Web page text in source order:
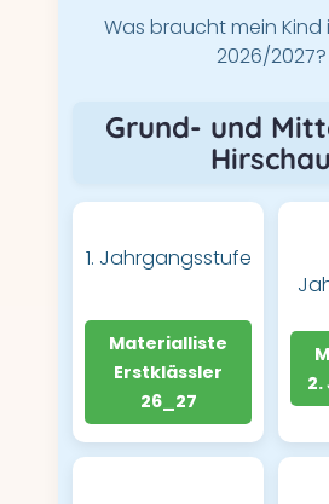
Was braucht mein Kind
2026/2027?
Grund- und
Hirschau
1. Jahrgangsstufe
Materialliste
Erstklässler
26_27
2.